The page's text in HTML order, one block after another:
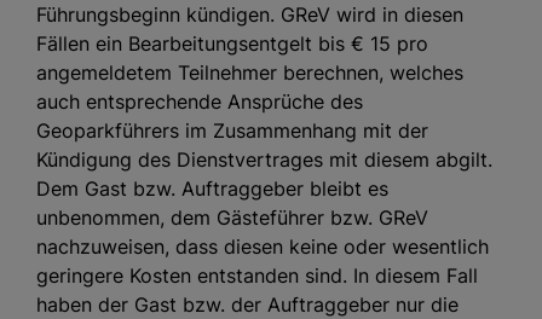
Führungsbeginn kündigen. GReV wird in diesen
Fällen ein Bearbeitungsentgelt bis € 15 pro
angemeldetem Teilnehmer berechnen, welches
auch entsprechende Ansprüche des
Geoparkführers im Zusammenhang mit der
Kündigung des Dienstvertrages mit diesem abgilt.
Dem Gast bzw. Auftraggeber bleibt es
unbenommen, dem Gästeführer bzw. GReV
nachzuweisen, dass diesen keine oder wesentlich
geringere Kosten entstanden sind. In diesem Fall
haben der Gast bzw. der Auftraggeber nur die